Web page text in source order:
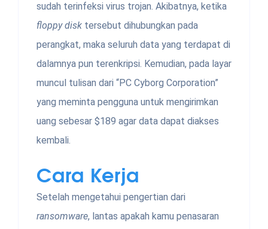
sudah terinfeksi virus trojan. Akibatnya, ketika
floppy disk tersebut dihubungkan pada
perangkat, maka seluruh data yang terdapat di
dalamnya pun terenkripsi. Kemudian, pada layar
muncul tulisan dari “PC Cyborg Corporation”
yang meminta pengguna untuk mengirimkan
uang sebesar $189 agar data dapat diakses
kembali.
Cara Kerja
Setelah mengetahui pengertian dari
ransomware, lantas apakah kamu penasaran